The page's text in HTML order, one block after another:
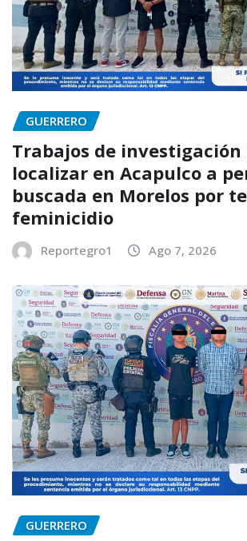
GUERRERO
Trabajos de
localizar en Acapulco a
buscada en Morelos por
feminicidio
Reportegro1 Ago 7, 2026
GUERRERO